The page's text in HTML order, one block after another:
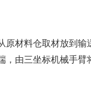
原材料仓取材放到
，由三坐标机械手